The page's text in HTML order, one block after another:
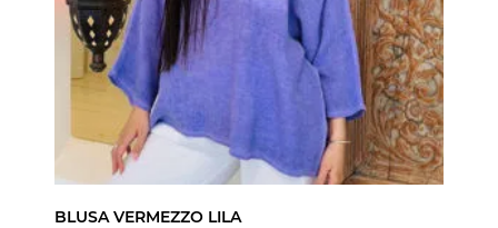
BLUSA VERMEZZO LILA